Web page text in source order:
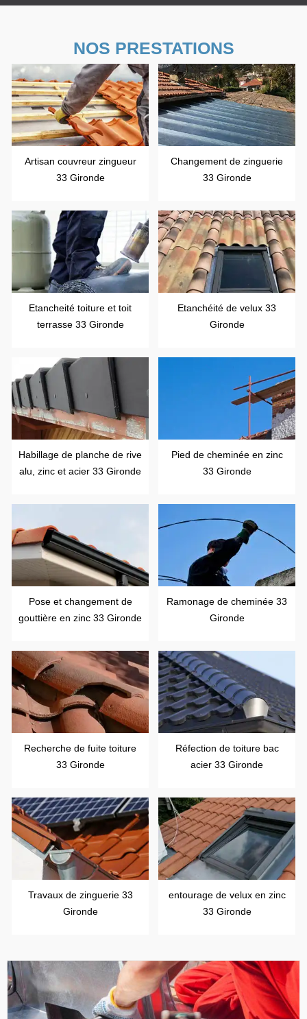
NOS PRESTATIONS
Artisan couvreur zingueur
33 Gironde
Changement de zinguerie
33 Gironde
Etancheité toiture et toit
terrasse 33 Gironde
Etanchéité de velux 33
Gironde
Habillage de planche de rive
alu, zinc et acier 33 Gironde
Pied de cheminée en zinc
33 Gironde
Pose et changement de
gouttière en zinc 33 Gironde
Ramonage de cheminée 33
Gironde
Recherche de fuite toiture
33 Gironde
Réfection de toiture bac
acier 33 Gironde
Travaux de zinguerie 33
Gironde
entourage de velux en zinc
33 Gironde